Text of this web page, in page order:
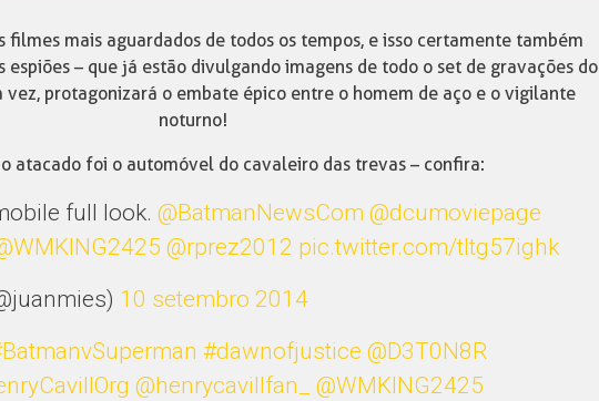
filmes mais aguardados de todos os tempos, e isso certamente também
espiões – que já estão divulgando imagens de todo o set de gravações do
protagonizará o embate épico entre o homem de aço e o vigilante
noturno!
o atacado foi o automóvel do cavaleiro das trevas – confira:
full look. @BatmanNewsCom @dcumoviepage
@rprez2012 pic.twitter.com/tItg57ighk
10 setembro 2014
#dawnofjustice @D3T0N8R
@henrycavillfan_
@WMKING2425